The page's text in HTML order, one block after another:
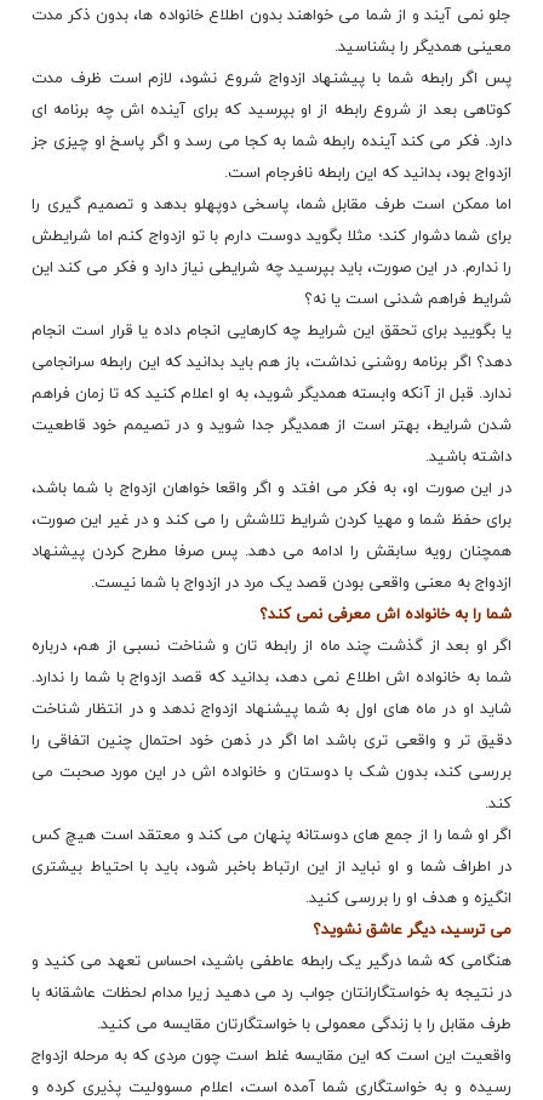
جلو نمی آیند و از شما می خواهند بدون اطلاع خانواده ها، بدون ذکر مدت
معینی همدیگر را بشناسید.
پس اگر رابطه شما با پیشنهاد ازدواج شروع نشود، لازم است ظرف مدت
کوتاهی بعد از شروع رابطه از او بپرسید که برای آینده اش چه برنامه ای
دارد. فکر می کند آینده رابطه شما به کجا می رسد و اگر پاسخ او چیزی جز
ازدواج بود، بدانید که این رابطه نافرجام است.
اما ممکن است طرف مقابل شما، پاسخی دوپهلو بدهد و تصمیم گیری را
برای شما دشوار کند؛ مثلا بگوید دوست دارم با تو ازدواج کنم اما شرایطش
را ندارم. در این صورت، باید بپرسید چه شرایطی نیاز دارد و فکر می کند این
شرایط فراهم شدنی است یا نه؟
یا بگویید برای تحقق این شرایط چه کارهایی انجام داده یا قرار است انجام
دهد؟ اگر برنامه روشنی نداشت، باز هم باید بدانید که این رابطه سرانجامی
ندارد. قبل از آنکه وابسته همدیگر شوید، به او اعلام کنید که تا زمان فراهم
شدن شرایط، بهتر است از همدیگر جدا شوید و در تصیمم خود قاطعیت
داشته باشید.
در این صورت او، به فکر می افتد و اگر واقعا خواهان ازدواج با شما باشد،
برای حفظ شما و مهیا کردن شرایط تلاشش را می کند و در غیر این صورت،
همچنان رویه سابقش را ادامه می دهد. پس صرفا مطرح کردن پیشنهاد
ازدواج به معنی واقعی بودن قصد یک مرد در ازدواج با شما نیست.
شما را به خانواده اش معرفی نمی کند؟
اگر او بعد از گذشت چند ماه از رابطه تان و شناخت نسبی از هم، درباره
شما به خانواده اش اطلاع نمی دهد، بدانید که قصد ازدواج با شما را ندارد.
شاید او در ماه های اول به شما پیشنهاد ازدواج ندهد و در انتظار شناخت
دقیق تر و واقعی تری باشد اما اگر در ذهن خود احتمال چنین اتفاقی را
بررسی کند، بدون شک با دوستان و خانواده اش در این مورد صحبت می
کند.
اگر او شما را از جمع های دوستانه پنهان می کند و معتقد است هیچ کس
در اطراف شما و او نباید از این ارتباط باخبر شود، باید با احتیاط بیشتری
انگیزه و هدف او را بررسی کنید.
می ترسید، دیگر عاشق نشوید؟
هنگامی که شما درگیر یک رابطه عاطفی باشید، احساس تعهد می کنید و
در نتیجه به خواستگارانتان جواب رد می دهید زیرا مدام لحظات عاشقانه با
طرف مقابل را با زندگی معمولی با خواستگارتان مقایسه می کنید.
واقعیت این است که این مقایسه غلط است چون مردی که به مرحله ازدواج
رسیده و به خواستگاری شما آمده است، اعلام مسوولیت پذیری کرده و